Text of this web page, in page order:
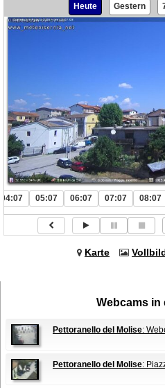
Heute Gestern
04:07 05:07 06:07 07:07 08:07
Karte
Webcams in
Pettoranello del Molise:
Pettoranello del Molise: